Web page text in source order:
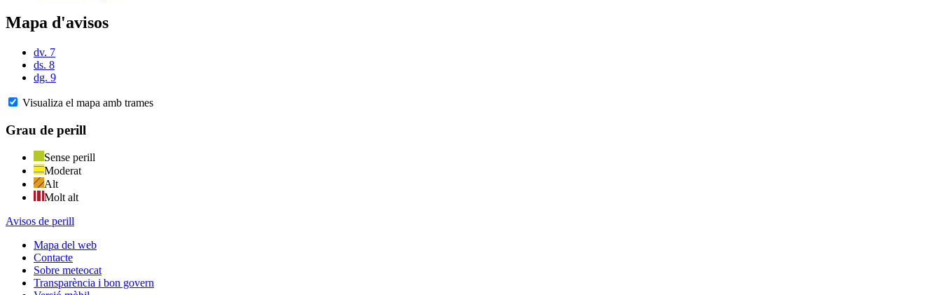
Mapa d'avisos
dv. 7
ds. 8
dg. 9
Visualiza el mapa amb trames
Grau de perill
Sense perill
Moderat
Alt
Molt alt
Avisos de perill
Mapa del web
Contacte
Sobre meteocat
Transparència i bon govern